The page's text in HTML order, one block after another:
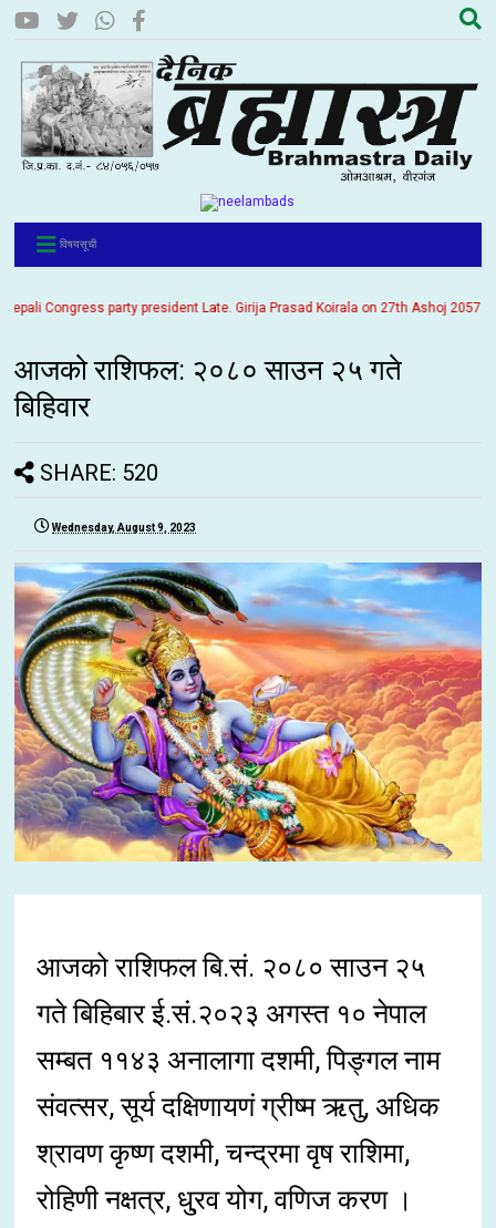
विषयसूची
party president Late. Girija Prasad Koirala on 27th Ashoj 2057. It
आजको राशिफल: २०८० साउन २५ गते
बिहिवार
SHARE: 520
Wednesday, August 9, 2023
आजको राशिफल बि.सं. २०८० साउन २५
गते बिहिबार ई.सं.२०२३ अगस्त १० नेपाल
सम्बत ११४३ अनालागा दशमी, पिङ्गल नाम
संवत्सर, सूर्य दक्षिणायणं ग्रीष्म ऋतु, अधिक
श्रावण कृष्ण दशमी, चन्द्रमा वृष राशिमा,
रोहिणी नक्षत्र, धु्रव योग, वणिज करण ।